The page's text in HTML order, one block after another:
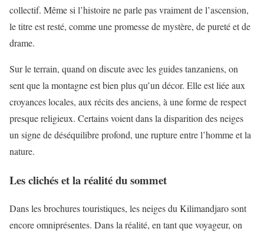
collectif. Même si l’histoire ne parle pas vraiment de l’ascension,
le titre est resté, comme une promesse de mystère, de pureté et de
drame.
Sur le terrain, quand on discute avec les guides tanzaniens, on
sent que la montagne est bien plus qu’un décor. Elle est liée aux
croyances locales, aux récits des anciens, à une forme de respect
presque religieux. Certains voient dans la disparition des neiges
un signe de déséquilibre profond, une rupture entre l’homme et la
nature.
Les clichés et la réalité du sommet
Dans les brochures touristiques, les neiges du Kilimandjaro sont
encore omniprésentes. Dans la réalité, en tant que voyageur, on